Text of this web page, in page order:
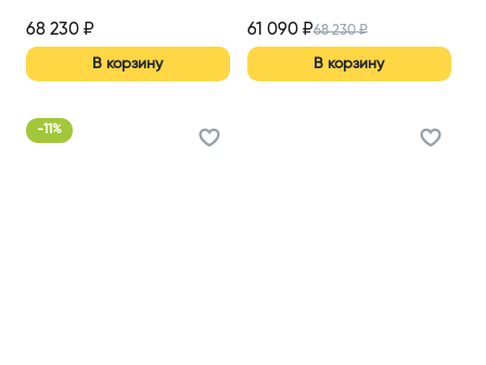
68 230 ₽
В корзину
61 090₽68 230₽
В корзину
-11%